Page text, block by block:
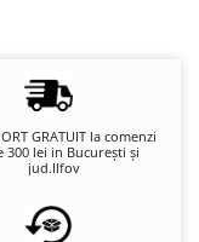
GRATUIT la comenzi
300 lei in București și
jud.Ilfov